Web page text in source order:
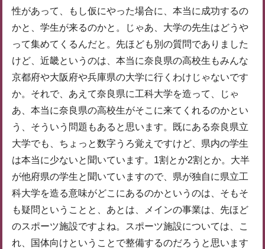
性があって、もし仮にやった場合に、本当に成功するの
かと、学生が来るのかと。じゃあ、大学の先生はどうや
って集めてくるんだと。先ほども別の質問でありました
けど、近畿というのは、本当に奈良県の高校生もみんな
京都府や大阪府や兵庫県の大学に行くわけじゃないです
か。それで、あえて奈良県に工科大学を造って、じゃ
あ、本当に奈良県の高校生がそこに来てくれるのかとい
う、そういう問題もあると思います。既にある奈良県立
大学でも、ちょっと数字うろ覚えですけど、県内の学生
は本当に少ないと聞いています。1割とか2割とか。大半
が他府県の学生と聞いていますので、県が独自に県立工
科大学を造る意味がどこにあるのかというのは、そもそ
も疑問ということと、あとは、メインの事業は、先ほど
のスポーツ施設ですよね。スポーツ施設については、こ
れ、国体向けということで整備するのだろうと思います